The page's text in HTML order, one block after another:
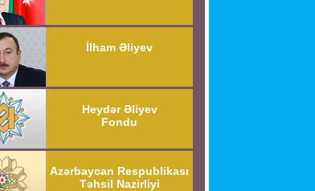
İlham Əliyev
Heydər Əliyev
Fondu
Azərbaycan Respublikası
Təhsil Nazirliyi